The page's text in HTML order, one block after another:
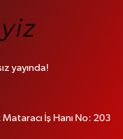
yayında!
İş Hanı No: 203